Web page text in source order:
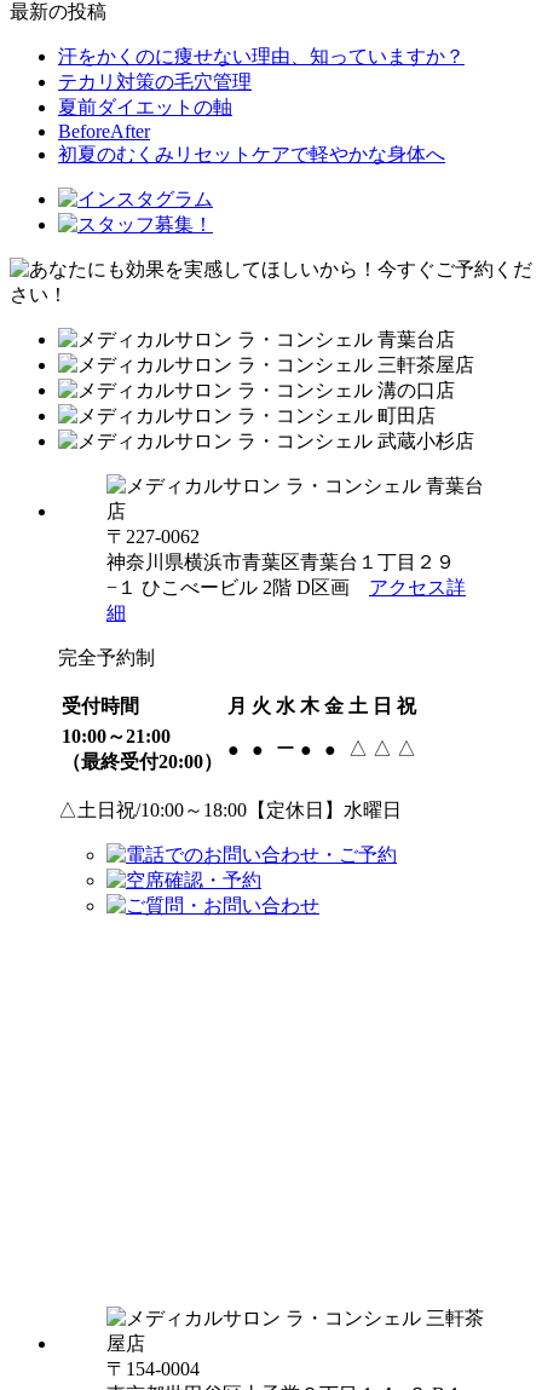
最新の投稿
汗をかくのに痩せない理由、知っていますか？
テカリ対策の毛穴管理
夏前ダイエットの軸
BeforeAfter
初夏のむくみリセットケアで軽やかな身体へ
〒227-0062
神奈川県横浜市青葉区青葉台１丁目２９
−１ ひこべービル 2階 D区画 アクセス詳
細
完全予約制
受付時間 月 火 水 木 金 土 日 祝
10:00～21:00
（最終受付20:00）
● ● ー ● ● △ △ △
△土日祝/10:00～18:00【定休日】水曜日
〒154-0004